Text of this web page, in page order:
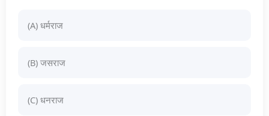
(A) धर्मराज
(B) जसराज
(C) धनराज